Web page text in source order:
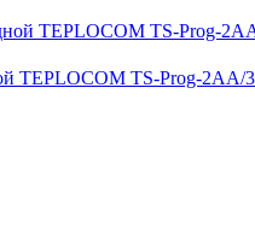
TEPLOCOM TS-Prog-2AA/